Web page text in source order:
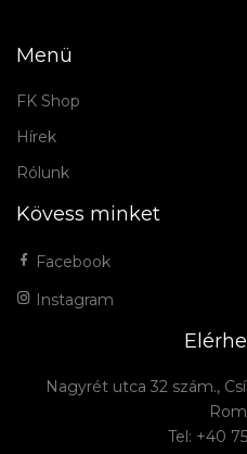
Menü
FK Shop
Hírek
Rólunk
Kövess minket
Facebook
Instagram
Nagyrét utca 32 szám.,
Tel: +40